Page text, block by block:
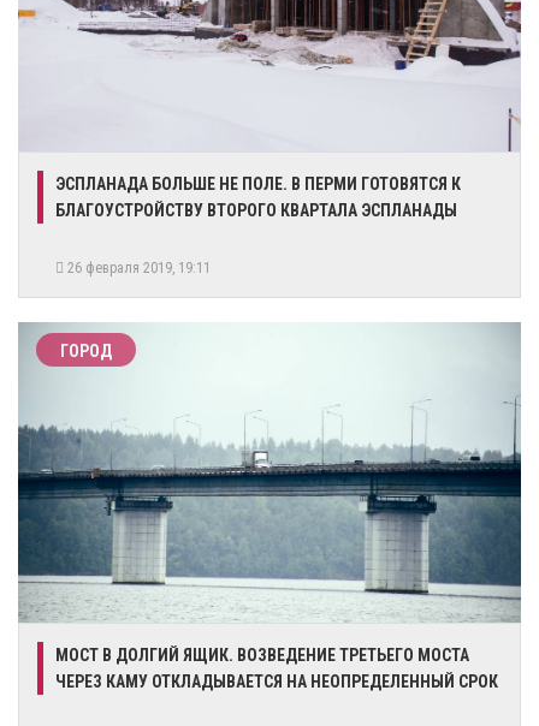
ЭСПЛАНАДА БОЛЬШЕ НЕ ПОЛЕ. В ПЕРМИ ГОТОВЯТСЯ К
БЛАГОУСТРОЙСТВУ ВТОРОГО КВАРТАЛА ЭСПЛАНАДЫ
26 февраля 2019, 19:11
ГОРОД
МОСТ В ДОЛГИЙ ЯЩИК. ВОЗВЕДЕНИЕ ТРЕТЬЕГО МОСТА
ЧЕРЕЗ КАМУ ОТКЛАДЫВАЕТСЯ НА НЕОПРЕДЕЛЕННЫЙ СРОК